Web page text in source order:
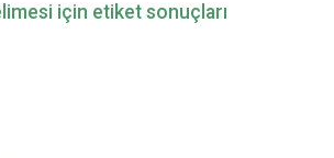
için etiket sonuçları